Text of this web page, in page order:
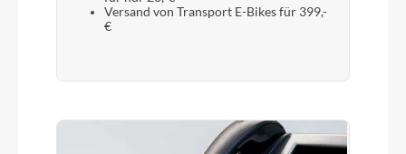
Versand von Transport E-Bikes für 399,-
€